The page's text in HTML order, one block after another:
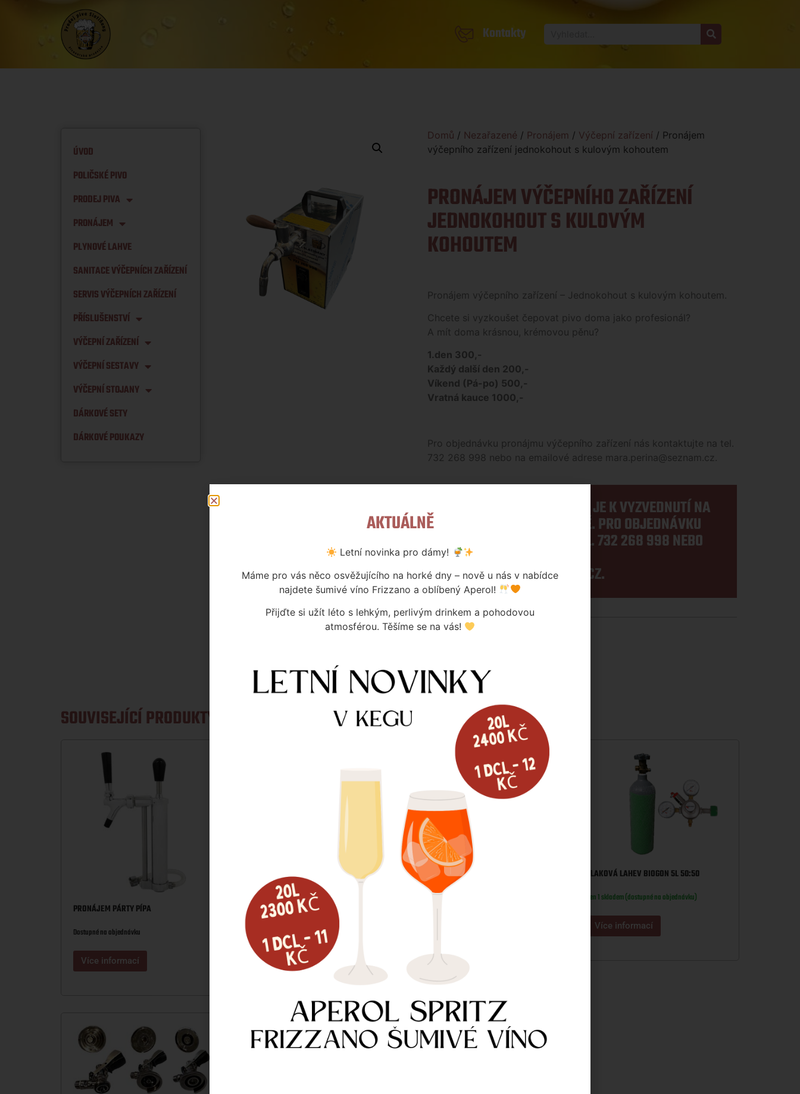
Kontakty
ÚVOD
POLIČSKÉ PIVO
PRODEJ PIVA
PRONÁJEM
PLYNOVÉ LAHVE
SANITACE VÝČEPNÍCH ZAŘÍZENÍ
SERVIS VÝČEPNÍCH ZAŘÍZENÍ
PŘÍSLUŠENSTVÍ
VÝČEPNÍ ZAŘÍZENÍ
VÝČEPNÍ SESTAVY
VÝČEPNÍ STOJANY
DÁRKOVÉ SETY
DÁRKOVÉ POUKAZY
Domů / Nezařazené / Pronájem / Výčepní zařízení / Pronájem
výčepního zařízení jednokohout s kulovým kohoutem
PRONÁJEM VÝČEPNÍHO ZAŘÍZENÍ
JEDNOKOHOUT S KULOVÝM
KOHOUTEM
Pronájem výčepního zařízení – Jednokohout s kulovým kohoutem.
Chcete si vyzkoušet čepovat pivo doma jako profesionál?
A mít doma krásnou, krémovou pěnu?
1.den 300,-
Každý další den 200,-
Víkend (Pá-po) 500,-
Vratná kauce 1000,-
Pro objednávku pronájmu výčepního zařízení nás kontaktujte na tel.
732 268 998 nebo na emailové adrese mara.perina@seznam.cz.
ZBOŽÍ, KTERÉ JE SKLADEM JE K VYZVEDNUTÍ NA
NAŠÍ KAMENNÉ PRODEJNĚ. PRO OBJEDNÁVKU
NÁS KONTAKTUJTE NA TEL.732 268 998 NEBO
NA EMAILOVÉ ADRESE
MARA.PERINA@SEZNAM.CZ.
SOUVISEJÍCÍ PRODUKTY
PRONÁJEM PÁRTY PÍPA
Dostupné na objednávku
Více informací
PRONÁJEM VÝČEPNÍHO ZAŘÍZENÍ
JEDNOKOHOUT
Dostupné na objednávku
Více informací
PRONÁJEM VÝČEPNÍHO ZAŘÍZENÍ
Více informací
TLAKOVÁ LAHEV BIOGON 5L 50:50
Jen 1 skladem (dostupné na objednávku)
Více informací
AKTUÁLNĚ
Letní novinka pro dámy!
Máme pro vás něco osvěžujícího na horké dny – nově u nás v nabídce
najdete šumivé víno Frizzano a oblíbený Aperol!
Přijďte si užít léto s lehkým, perlivým drinkem a pohodovou
atmosférou. Těšíme se na vás!